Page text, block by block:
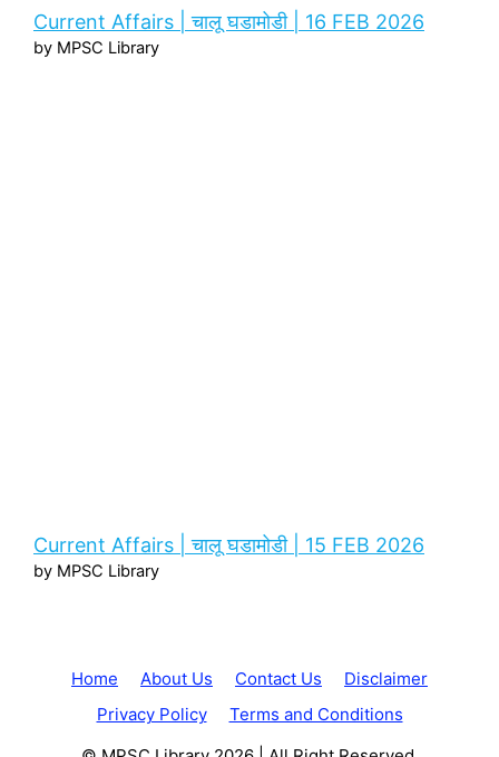
Current Affairs | चालू घडामोडी | 16 FEB 2026
by MPSC Library
Current Affairs | चालू घडामोडी | 15 FEB 2026
by MPSC Library
Home About Us Contact Us
Disclaimer
Privacy Policy
Terms and Conditions